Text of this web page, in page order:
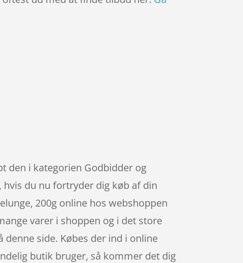
den i kategorien Godbidder og
du nu fortryder dig køb af din
200g online hos webshoppen
varer i shoppen og i det store
side. Købes der ind i online
butik bruger, så kommer det dig